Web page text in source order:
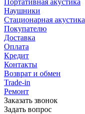
Портативная акустика
Наушники
Стационарная акустика
Покупателю
Доставка
Оплата
Кредит
Контакты
Возврат и обмен
Trade-in
Ремонт
Заказать звонок
Задать вопрос